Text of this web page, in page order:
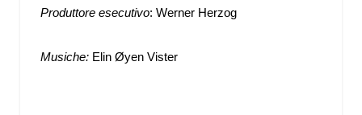
Produttore esecutivo: Werner Herzog
Musiche: Elin Øyen Vister